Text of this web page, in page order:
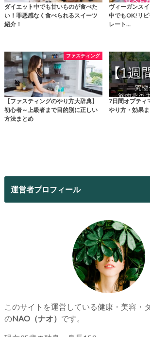
ダイエット中でも甘いものが食べた
い！罪悪感なく食べられるスイーツ
紹介！
ヴィーガンス
中でもOK!リ
レート…
ファスティング
【ファスティングのやり方大辞典】
初心者～上級者まで目的別に正しい
方法まとめ
7日間オプティ
やり方・効果
運営者プロフィール
このサイトを運営している健康・美容・
のNAO（ナオ） です。